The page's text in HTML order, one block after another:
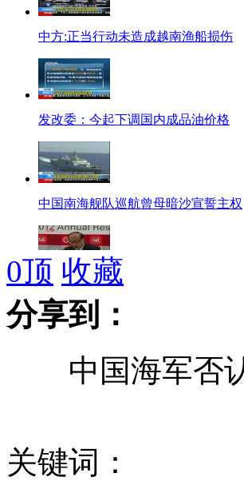
中方:正当行动未造成越南渔船损伤
发改委：今起下调国内成品油价格
中国南海舰队巡航曾母暗沙宣誓主权
李嘉诚：爱国是讲真话做实事有贡献
李克强：给权力涂上防腐剂戴上紧箍
越渔船非法进入中领海 外交部：中方
0顶 收藏
分享到：
中国海军否认
关键词：